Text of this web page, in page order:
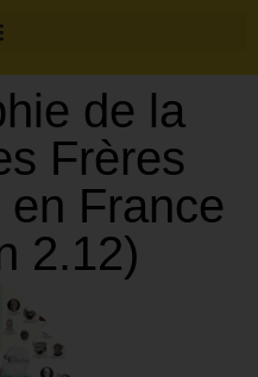
de la
Frères
France
2.12)